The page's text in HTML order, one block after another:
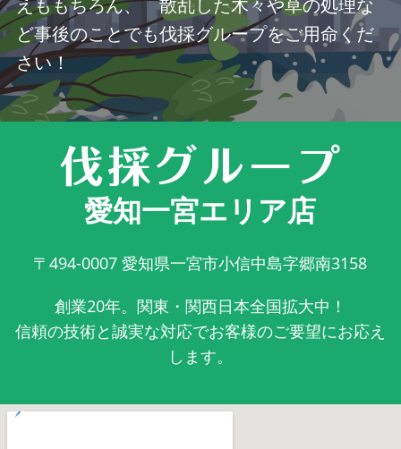
ど事後のことでも伐採グループをご用命くだ
さい！
愛知一宮エリア店
〒494-0007 愛知県一宮市小信中島字郷南3158
創業20年。関東・関西日本全国拡大中！
信頼の技術と誠実な対応でお客様のご要望にお応え
します。